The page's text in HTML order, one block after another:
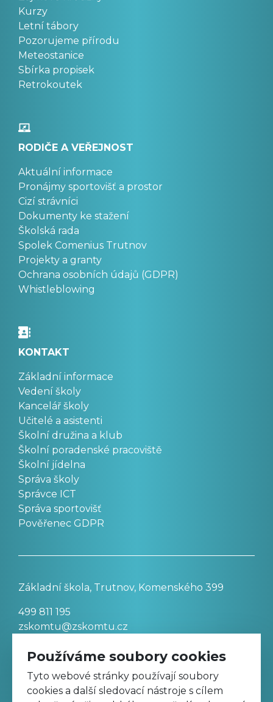
Kurzy
Letní tábory
Pozorujeme přírodu
Meteostanice
Sbírka propisek
Retrokoutek
RODIČE A VEŘEJNOST
Aktuální informace
Pronájmy sportovišť a prostor
Cizí strávníci
Dokumenty ke stažení
Školská rada
Spolek Comenius Trutnov
Projekty a granty
Ochrana osobních údajů (GDPR)
Whistleblowing
KONTAKT
Základní informace
Vedení školy
Kancelář školy
Učitelé a asistenti
Školní družina a klub
Školní poradenské pracoviště
Školní jídelna
Správa školy
Správce ICT
Správa sportovišť
Pověřenec GDPR
Základní škola, Trutnov, Komenského 399
499 811 195
zskomtu@zskomtu.cz
Prohlášení o přístupnosti stránek
Nastavení cookies
Používáme soubory cookies
Tyto webové stránky používají soubory
cookies a další sledovací nástroje s cílem